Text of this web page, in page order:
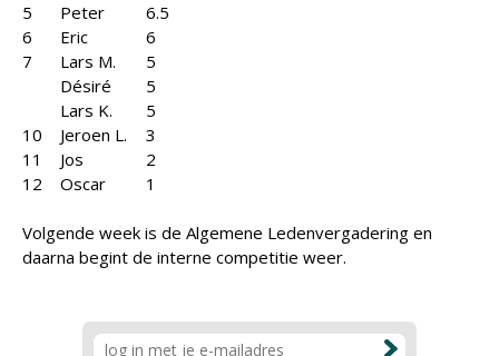
5
Peter
6.5
6
Eric
6
7
Lars M.
5
Désiré
5
Lars K.
5
10 Jeroen L. 3
11 Jos
2
12 Oscar 1
Volgende week is de Algemene Ledenvergadering en
daarna begint de interne competitie weer.